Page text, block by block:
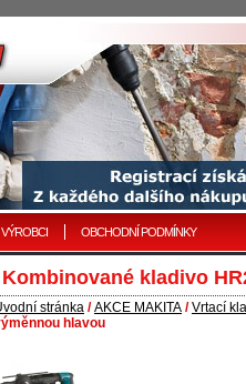
VÝROBCI OBCHODNÍ PODMÍNKY
Kombinované kladivo
stránka /AKCE MAKITA /Vrtací
hlavou